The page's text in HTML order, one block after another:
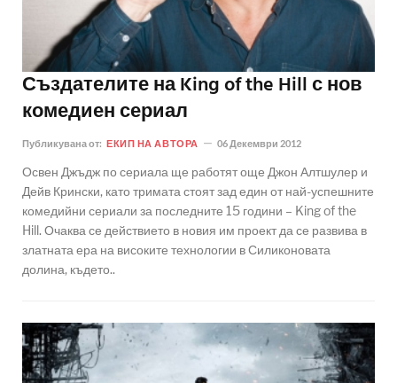
Създателите на King of the Hill с нов
комедиен сериал
Публикувана от: ЕКИП НА АВТОРА 06 Декември 2012
Освен Джъдж по сериала ще работят още Джон Алтшулер и
Дейв Крински, като тримата стоят зад един от най-успешните
комедийни сериали за последните 15 години – King of the
Hill. Очаква се действието в новия им проект да се развива в
златната ера на високите технологии в Силиконовата
долина, където..